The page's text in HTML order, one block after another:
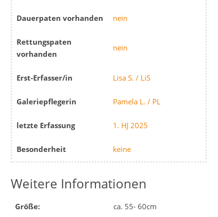
Dauerpaten vorhanden nein
Rettungspaten
vorhanden
nein
Erst-Erfasser/in Lisa S. / LiS
Galeriepflegerin Pamela L. / PL
letzte Erfassung 1. HJ 2025
Besonderheit keine
Weitere Informationen
Größe: ca. 55- 60cm